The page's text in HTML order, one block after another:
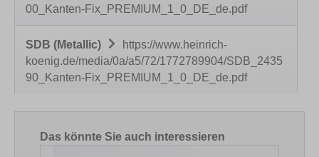
00_Kanten-Fix_PREMIUM_1_0_DE_de.pdf
SDB (Metallic)
https://www.heinrich-
koenig.de/media/0a/a5/72/1772789904/SDB_2435
90_Kanten-Fix_PREMIUM_1_0_DE_de.pdf
Produktgalerie überspringen
Das könnte Sie auch interessieren